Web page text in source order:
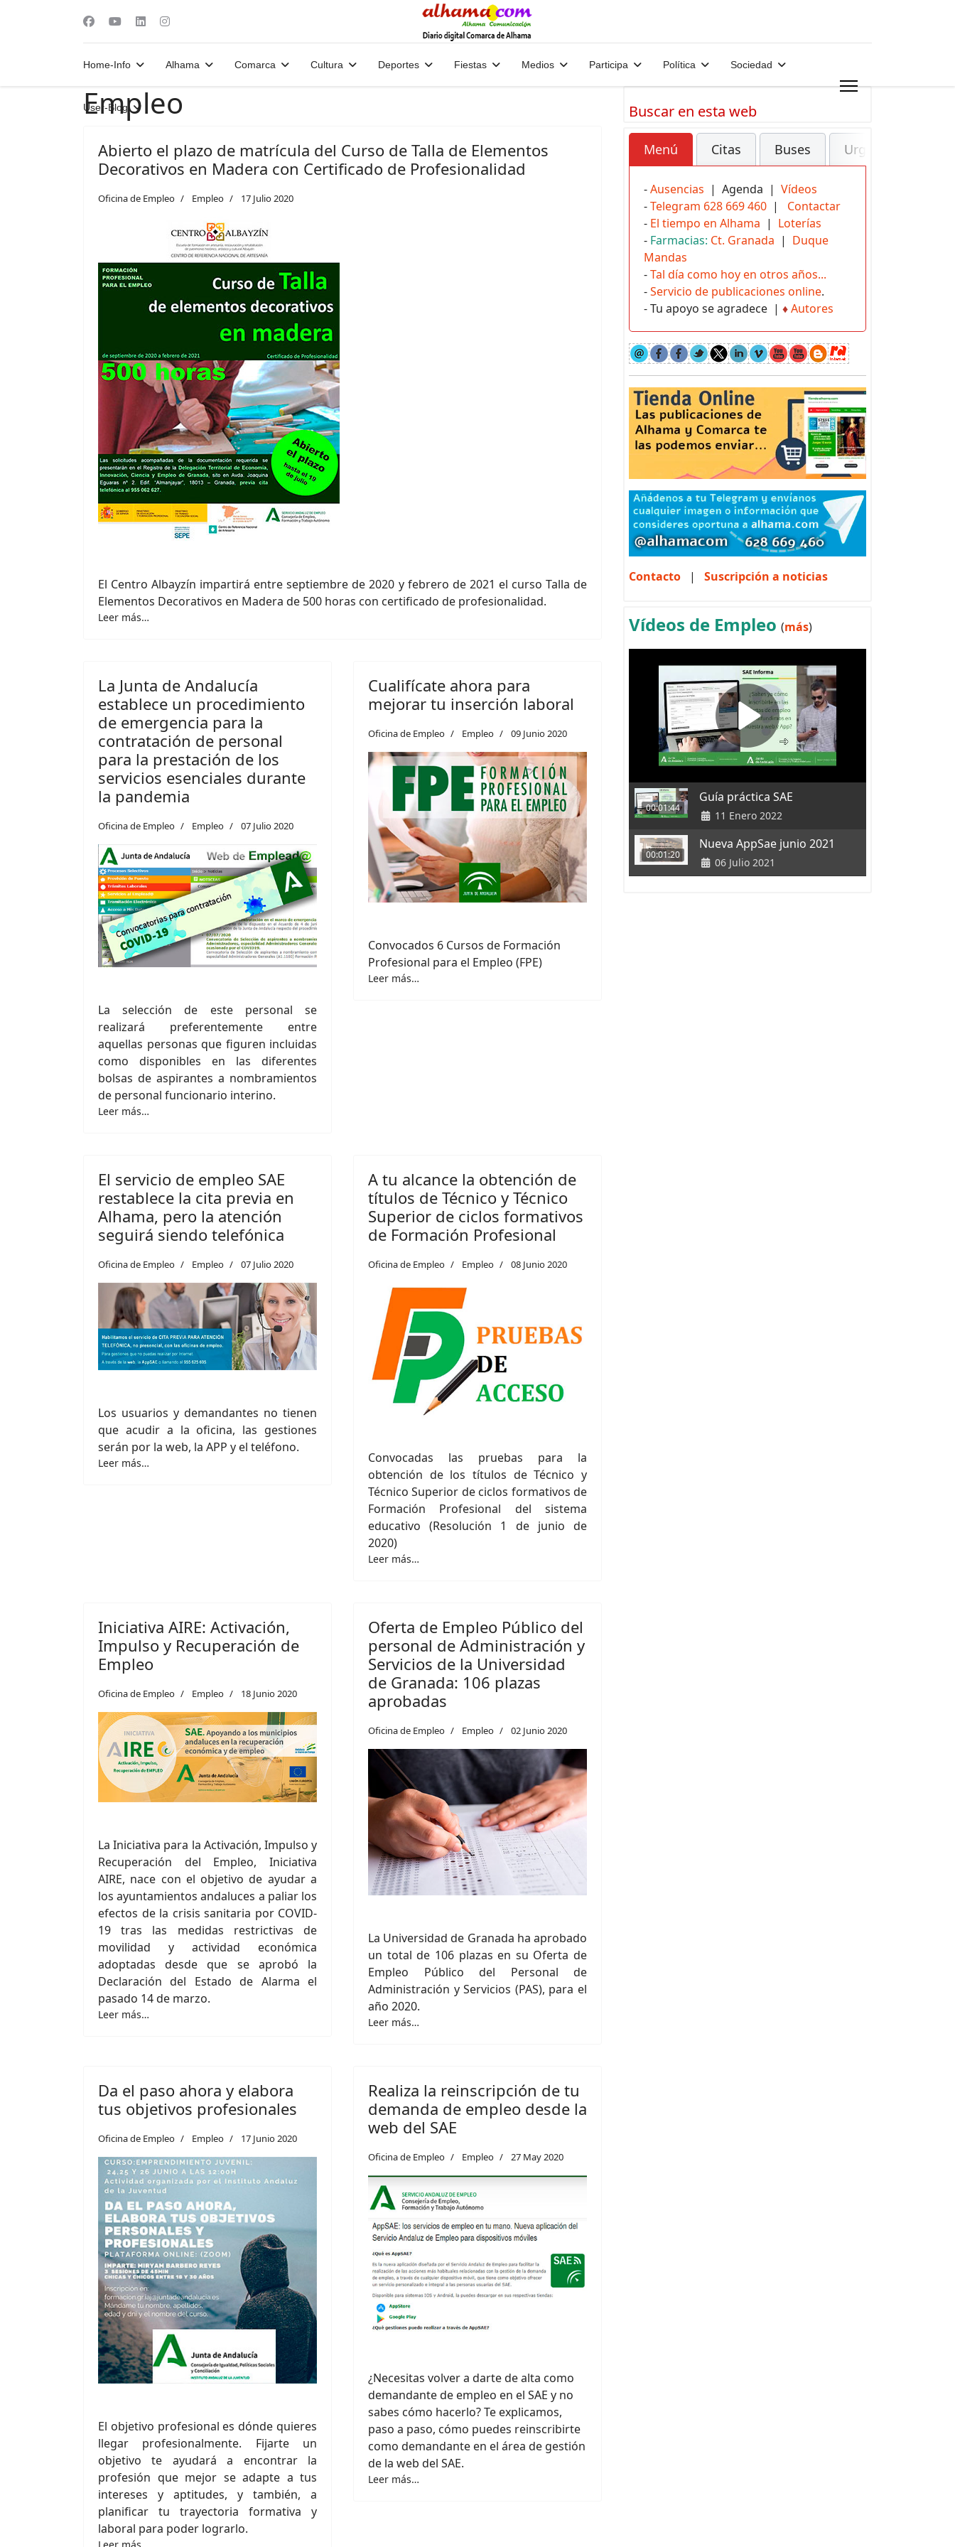
Home-Info Alhama Comarca Cultura Deportes Fiestas Medios Participa Política Sociedad
User-Blog
Empleo
Abierto el plazo de matrícula del Curso de Talla de Elementos
Decorativos en Madera con Certificado de Profesionalidad
Oficina de Empleo Empleo 17 Julio 2020
El Centro Albayzín impartirá entre septiembre de 2020 y febrero de 2021 el curso Talla de
Elementos Decorativos en Madera de 500 horas con certificado de profesionalidad.
Leer más…
La Junta de Andalucía
establece un procedimiento
de emergencia para la
contratación de personal
para la prestación de los
servicios esenciales durante
la pandemia
Oficina de Empleo Empleo 07 Julio 2020
La selección de este personal se
realizará preferentemente entre
aquellas personas que figuren incluidas
como disponibles en las diferentes
bolsas de aspirantes a nombramientos
de personal funcionario interino.
Leer más…
Cualifícate ahora para
mejorar tu inserción laboral
Oficina de Empleo Empleo 09 Junio 2020
Convocados 6 Cursos de Formación
Profesional para el Empleo (FPE)
Leer más…
El servicio de empleo SAE
restablece la cita previa en
Alhama, pero la atención
seguirá siendo telefónica
Oficina de Empleo Empleo 07 Julio 2020
Los usuarios y demandantes no tienen
que acudir a la oficina, las gestiones
serán por la web, la APP y el teléfono.
Leer más…
A tu alcance la obtención de
títulos de Técnico y Técnico
Superior de ciclos formativos
de Formación Profesional
Oficina de Empleo Empleo 08 Junio 2020
Convocadas las pruebas para la
obtención de los títulos de Técnico y
Técnico Superior de ciclos formativos de
Formación Profesional del sistema
educativo (Resolución 1 de junio de
2020)
Leer más…
Iniciativa AIRE: Activación,
Impulso y Recuperación de
Empleo
Oficina de Empleo Empleo 18 Junio 2020
La Iniciativa para la Activación, Impulso y
Recuperación del Empleo, Iniciativa
AIRE, nace con el objetivo de ayudar a
los ayuntamientos andaluces a paliar los
efectos de la crisis sanitaria por COVID-
19 tras las medidas restrictivas de
movilidad y actividad económica
adoptadas desde que se aprobó la
Declaración del Estado de Alarma el
pasado 14 de marzo.
Leer más…
Oferta de Empleo Público del
personal de Administración y
Servicios de la Universidad
de Granada: 106 plazas
aprobadas
Oficina de Empleo Empleo 02 Junio 2020
La Universidad de Granada ha aprobado
un total de 106 plazas en su Oferta de
Empleo Público del Personal de
Administración y Servicios (PAS), para el
año 2020.
Leer más…
Da el paso ahora y elabora
tus objetivos profesionales
Oficina de Empleo Empleo 17 Junio 2020
El objetivo profesional es dónde quieres
llegar profesionalmente. Fijarte un
objetivo te ayudará a encontrar la
profesión que mejor se adapte a tus
intereses y aptitudes, y también, a
planificar tu trayectoria formativa y
laboral para poder lograrlo.
Realiza la reinscripción de tu
demanda de empleo desde la
web del SAE
Oficina de Empleo Empleo 27 May 2020
¿Necesitas volver a darte de alta como
demandante de empleo en el SAE y no
sabes cómo hacerlo? Te explicamos,
paso a paso, cómo puedes reinscribirte
como demandante en el área de gestión
de la web del SAE.
Leer más…
Buscar en esta web
Menú Citas Buses Urgencias
-Ausencias | Agenda | Vídeos
-Telegram 628 669 460 | Contactar
- El tiempo en Alhama | Loterías
- Farmacias: Ct. Granada | Duque
Mandas
-Tal día como hoy en otros años...
-Servicio de publicaciones online.
- Tu apoyo se agradece | ♦Autores
Contacto | Suscripción a noticias
Vídeos de Empleo (más)
00:01:44
Guía práctica SAE
11 Enero 2022
00:01:20
Nueva AppSae junio 2021
06 Julio 2021